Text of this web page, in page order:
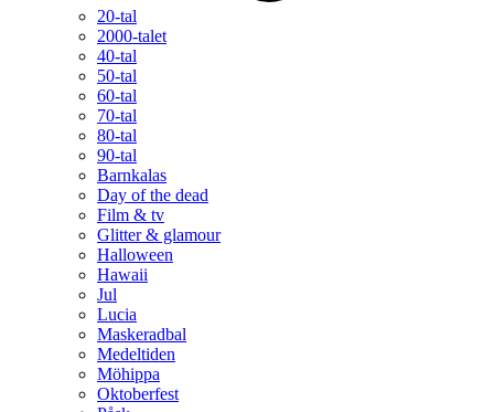
20-tal
2000-talet
40-tal
50-tal
60-tal
70-tal
80-tal
90-tal
Barnkalas
Day of the dead
Film & tv
Glitter & glamour
Halloween
Hawaii
Jul
Lucia
Maskeradbal
Medeltiden
Möhippa
Oktoberfest